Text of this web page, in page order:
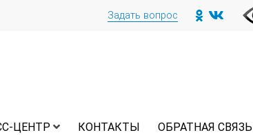
Задать вопрос
ЦЕНТР КОНТАКТЫ ОБРАТНАЯ СВЯЗЬ